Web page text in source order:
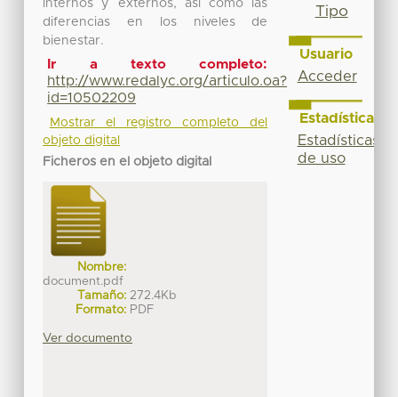
internos y externos, así como las
diferencias en los niveles de
bienestar.
Ir a texto completo:
http://www.redalyc.org/articulo.oa?
id=10502209
Mostrar el registro completo del
objeto digital
Ficheros en el objeto digital
Nombre:
document.pdf
Tamaño: 272.4Kb
Formato: PDF
Ver documento
Tipo
Usuario
Acceder
Estadísticas
Estadísticas
de uso